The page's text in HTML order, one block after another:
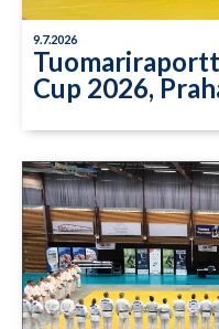
9.7.2026
Cup 2026,